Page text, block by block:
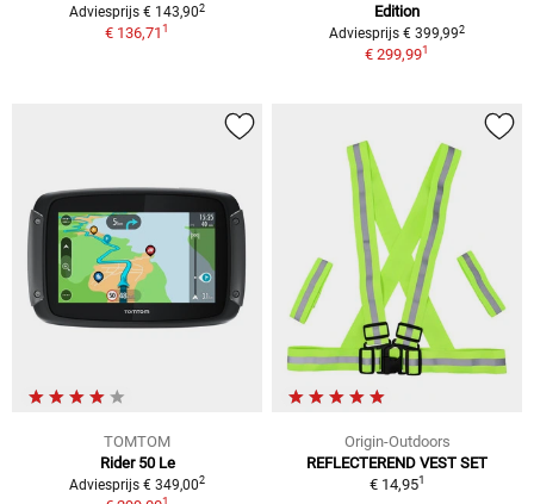
Adviesprijs € 143,902
€ 136,711
Edition
Adviesprijs € 399,992
€ 299,991
TOMTOM
Rider 50 Le
Adviesprijs € 349,002
1
Origin-Outdoors
REFLECTEREND VEST SET
€ 14,951